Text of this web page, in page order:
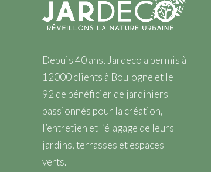
Depuis 40 ans, Jardeco a permis à
12000 clients à Boulogne et le
92 de bénéficier de jardiniers
passionnés pour la création,
l’entretien et l’élagage de leurs
jardins, terrasses et espaces
verts.